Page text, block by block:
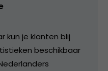
kun je klanten blij
beschikbaar